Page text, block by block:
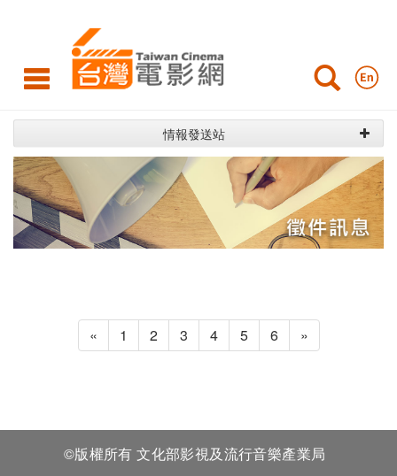
電
影
網 情報發送站
« 1 2 3 4 5 6 »
©版權所有 文化部影視及流行音樂產業局